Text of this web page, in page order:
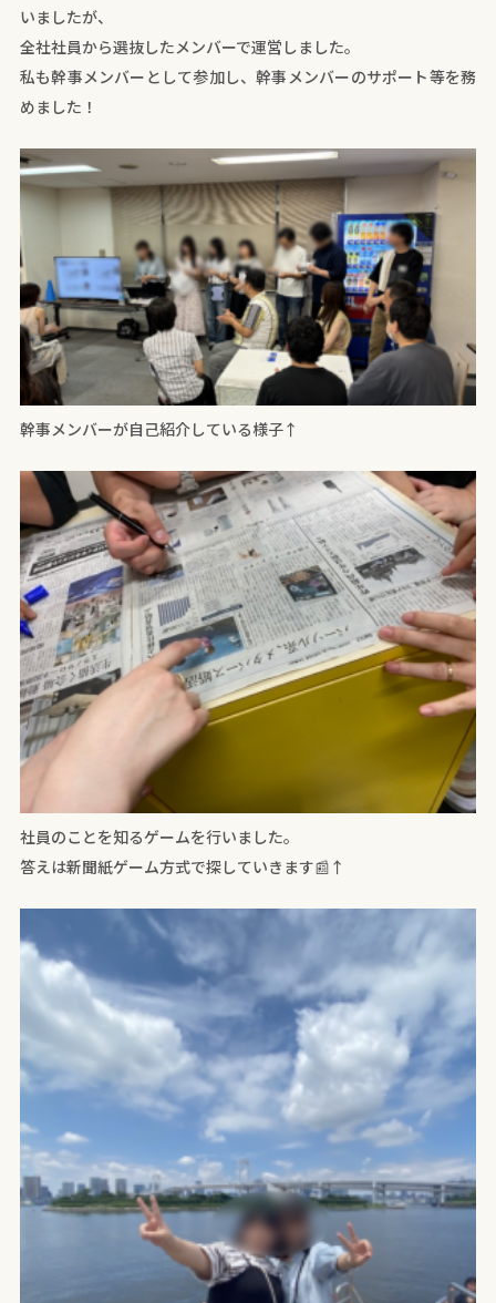
いましたが、
全社社員から選抜したメンバーで運営しました。
私も幹事メンバーとして参加し、幹事メンバーのサポート等を務
めました！
幹事メンバーが自己紹介している様子↑
社員のことを知るゲームを行いました。
答えは新聞紙ゲーム方式で探していきます📰↑